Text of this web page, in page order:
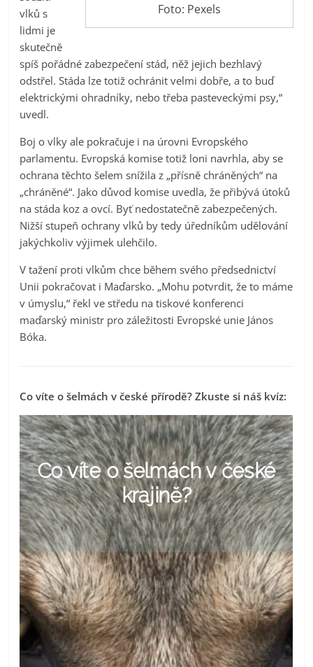
Foto: Pexels
vlků s
lidmi je
skutečně
spíš pořádné zabezpečení stád, něž jejich bezhlavý
odstřel. Stáda lze totiž ochránit velmi dobře, a to buď
elektrickými ohradníky, nebo třeba pasteveckými psy,“
uvedl.
Boj o vlky ale pokračuje i na úrovni Evropského
parlamentu. Evropská komise totiž loni navrhla, aby se
ochrana těchto šelem snížila z „přísně chráněných“ na
„chráněné“. Jako důvod komise uvedla, že přibývá útoků
na stáda koz a ovcí. Byť nedostatečně zabezpečených.
Nižší stupeň ochrany vlků by tedy úředníkům udělování
jakýchkoliv výjimek ulehčilo.
V tažení proti vlkům chce během svého předsednictví
Unii pokračovat i Maďarsko. „Mohu potvrdit, že to máme
v úmyslu,“ řekl ve středu na tiskové konferenci
maďarský ministr pro záležitosti Evropské unie János
Bóka.
Co víte o šelmách v české přírodě? Zkuste si náš kvíz: